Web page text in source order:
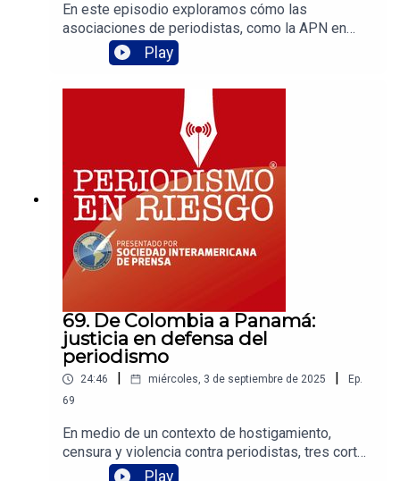
En este episodio exploramos cómo las
asociaciones de periodistas, como la APN en
Chile y Adepa en Argentina, se han convertido en
pilares para defender la libertad de expresión y
proteger a quienes informan en una región
marcada por la censura, la violencia y la
polarización. Más que gremios, son redes de
resistencia, ética y solidaridad que demuestran
que cuando los periodistas se organizan, la
verdad encuentra más fuerza para ser escuchada.
Play
69. De Colombia a Panamá:
justicia en defensa del
periodismo
24:46 miércoles, 3 de septiembre de 2025
Ep.
69
En medio de un contexto de hostigamiento,
censura y violencia contra periodistas, tres cortes
supremas —en Colombia, Costa Rica y Panamá—
Play